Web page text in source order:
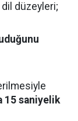
dil düzeyleri;
15 saniyelik